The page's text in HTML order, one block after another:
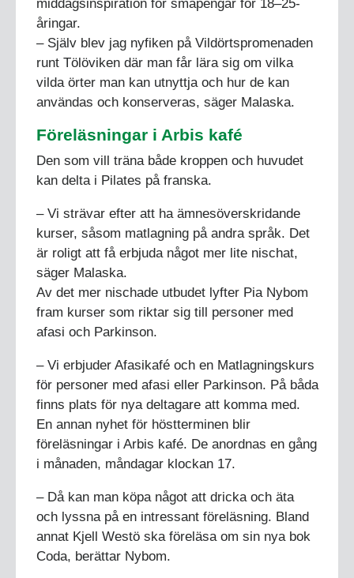
middagsinspiration för småpengar för 18–25-
åringar.
– Själv blev jag nyfiken på Vildörtspromenaden
runt Tölöviken där man får lära sig om vilka
vilda örter man kan utnyttja och hur de kan
användas och konserveras, säger Malaska.
Föreläsningar i Arbis kafé
Den som vill träna både kroppen och huvudet
kan delta i Pilates på franska.
– Vi strävar efter att ha ämnesöverskridande
kurser, såsom matlagning på andra språk. Det
är roligt att få erbjuda något mer lite nischat,
säger Malaska.
Av det mer nischade utbudet lyfter Pia Nybom
fram kurser som riktar sig till personer med
afasi och Parkinson.
– Vi erbjuder Afasikafé och en Matlagningskurs
för personer med afasi eller Parkinson. På båda
finns plats för nya deltagare att komma med.
En annan nyhet för höstterminen blir
föreläsningar i Arbis kafé. De anordnas en gång
i månaden, måndagar klockan 17.
– Då kan man köpa något att dricka och äta
och lyssna på en intressant föreläsning. Bland
annat Kjell Westö ska föreläsa om sin nya bok
Coda, berättar Nybom.